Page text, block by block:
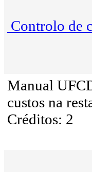
Controlo de
Manual
custos na
Créditos: 2